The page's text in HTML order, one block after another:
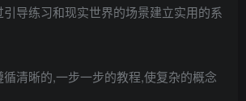
导练习和现实世界的场景建立实用的系
清晰的,一步一步的教程,使复杂的概念